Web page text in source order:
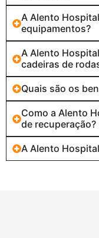
A Alento
equipamentos?
A Alento
cadeiras de
Quais são os
Como a Alento
de recuperação?
A Alento